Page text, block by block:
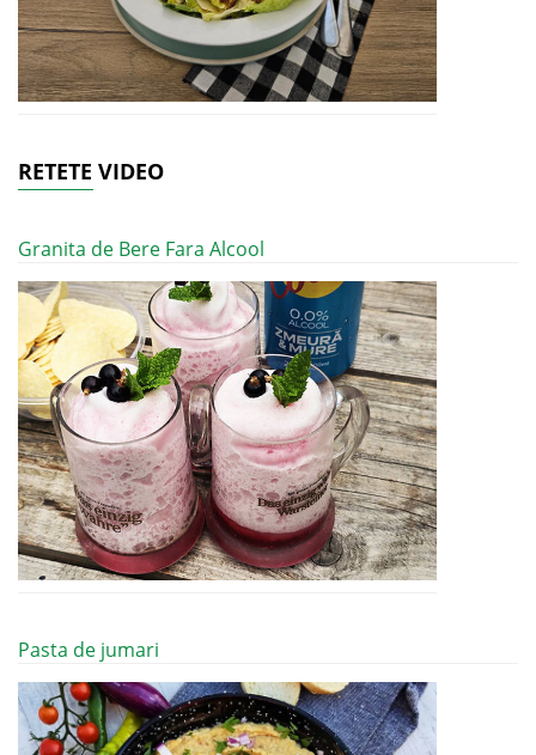
RETETE VIDEO
Granita de Bere Fara Alcool
Pasta de jumari